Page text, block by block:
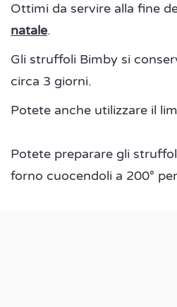
Ottimi da servire alla fine
natale.
Gli struffoli Bimby si
circa 3 giorni.
Potete anche utilizzare il
Potete preparare gli
forno cuocendoli a 200°